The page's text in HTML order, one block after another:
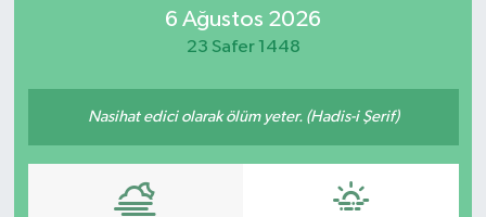
6 Ağustos 2026
23 Safer 1448
Nasihat edici olarak ölüm yeter. (Hadis-i Şerif)
Son Dakika Haberleri